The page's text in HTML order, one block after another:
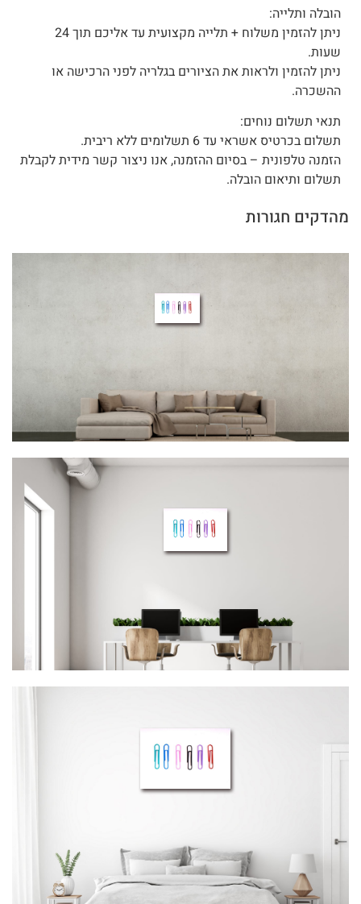
הובלה ותלייה:
ניתן להזמין משלוח + תלייה מקצועית עד אליכם תוך 24
שעות.
ניתן להזמין ולראות את הציורים בגלריה לפני הרכישה או
ההשכרה.
תנאי תשלום נוחים:
תשלום בכרטיס אשראי עד 6 תשלומים ללא ריבית.
הזמנה טלפונית – בסיום ההזמנה, אנו ניצור קשר מידית לקבלת
תשלום ותיאום הובלה.
מהדקים חגורות